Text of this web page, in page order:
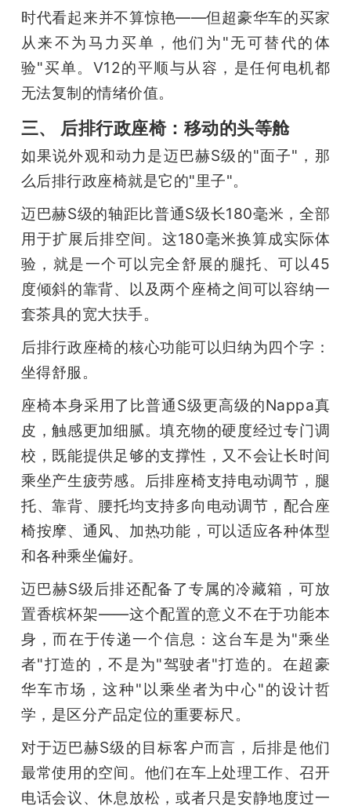
时代看起来并不算惊艳——但超豪华车的买家
从来不为马力买单，他们为"无可替代的体
验"买单。V12的平顺与从容，是任何电机都
无法复制的情绪价值。
三、 后排行政座椅：移动的头等舱
如果说外观和动力是迈巴赫S级的"面子"，那
么后排行政座椅就是它的"里子"。
迈巴赫S级的轴距比普通S级长180毫米，全部
用于扩展后排空间。这180毫米换算成实际体
验，就是一个可以完全舒展的腿托、可以45
度倾斜的靠背、以及两个座椅之间可以容纳一
套茶具的宽大扶手。
后排行政座椅的核心功能可以归纳为四个字：
坐得舒服。
座椅本身采用了比普通S级更高级的Nappa真
皮，触感更加细腻。填充物的硬度经过专门调
校，既能提供足够的支撑性，又不会让长时间
乘坐产生疲劳感。后排座椅支持电动调节，腿
托、靠背、腰托均支持多向电动调节，配合座
椅按摩、通风、加热功能，可以适应各种体型
和各种乘坐偏好。
迈巴赫S级后排还配备了专属的冷藏箱，可放
置香槟杯架——这个配置的意义不在于功能本
身，而在于传递一个信息：这台车是为"乘坐
者"打造的，不是为"驾驶者"打造的。在超豪
华车市场，这种"以乘坐者为中心"的设计哲
学，是区分产品定位的重要标尺。
对于迈巴赫S级的目标客户而言，后排是他们
最常使用的空间。他们在车上处理工作、召开
电话会议、休息放松，或者只是安静地度过一